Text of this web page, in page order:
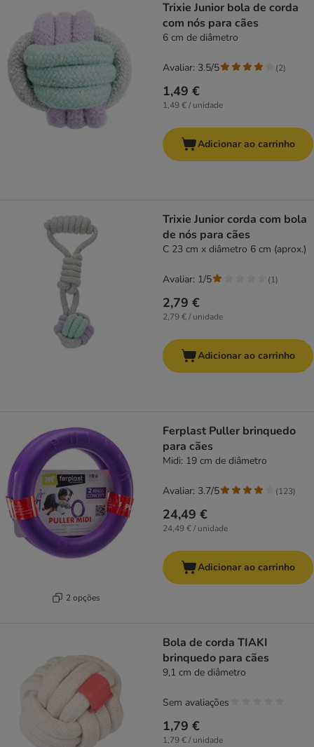
Trixie Junior bola de corda
com nós para cães
6 cm de diâmetro
1,49 €
1,49 € / unidade
Avaliar: 3.5/5 (2)
Adicionar ao carrinho
Trixie Junior corda com bola
de nós para cães
C 23 cm x diâmetro 6 cm (aprox.)
2,79 €
2,79 € / unidade
Avaliar: 1/5 (1)
Adicionar ao carrinho
2 opções
Ferplast Puller brinquedo
para cães
Midi: 19 cm de diâmetro
24,49 €
24,49 € / unidade
Avaliar: 3.7/5 (123)
Adicionar ao carrinho
Bola de corda TIAKI
brinquedo para cães
9,1 cm de diâmetro
1,79 €
1,79 € / unidade
Sem avaliações